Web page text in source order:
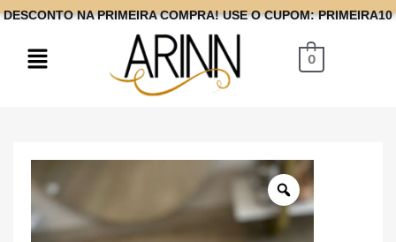
DESCONTO NA PRIMEIRA COMPRA! USE O CUPOM: PRIMEIRA10
0